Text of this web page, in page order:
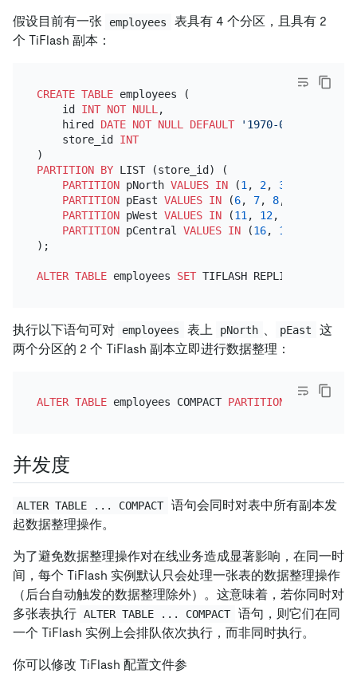
假设目前有一张 employees
表具有 4 个分区，且具有 2
个 TiFlash 副本：
CREATE TABLE employees (
    id
INT NOT NULL ,
    hired
DATE NOT NULL DEFAULT '1970-01-01'
    store_id
INT
PARTITION BY LIST (store_id) (
PARTITION pNorth VALUES IN (1 , 2, 3
PARTITION pEast VALUES IN (6, 7, 8,
PARTITION pWest VALUES IN (11 , 12,
PARTITION pCentral VALUES IN (16, 17
);
ALTER TABLE employees SET TIFLASH REPLICA
执行以下语句可对 employees 表上 pNorth pEast
这
两个分区的 2 个 TiFlash 副本立即进行数据整理：
ALTER TABLE employees COMPACT PARTITION
并发度
ALTER TABLE ... COMPACT 语句会同时对表中所有副本发
起数据整理操作。
为了避免数据整理操作对在线业务造成显著影响，在同一时
间，每个 TiFlash 实例默认只会处理一张表的数据整理操作
（后台自动触发的数据整理除外）。这意味着，若你同时对
多张表执行 ALTER TABLE ... COMPACT 语句，则它们在同
一个 TiFlash 实例上会排队依次执行，而非同时执行。
你可以修改 TiFlash 配置文件参